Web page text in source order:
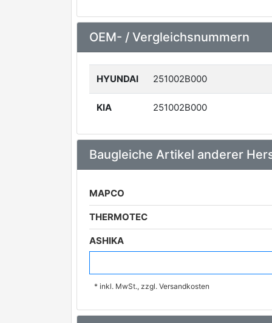
OEM- / Vergleichsnummern
HYUNDAI 251002B000
KIA 251002B000
Baugleiche Artikel anderer
MAPCO
THERMOTEC
ASHIKA
GRAF
BLUE PRINT
* inkl. MwSt., zzgl. Versandkosten